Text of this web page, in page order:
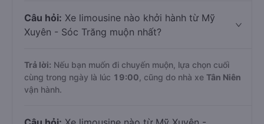
Câu hỏi: Xe limousine nào khởi hành từ Mỹ
Xuyên - Sóc Trăng muộn nhất?
Trả lời: Nếu bạn muốn đi chuyến muộn, lựa chọn cuối
cùng trong ngày là lúc 19:00 , cũng do nhà xe Tân Niên
vận hành.